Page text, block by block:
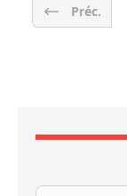
Préc.
Recherche